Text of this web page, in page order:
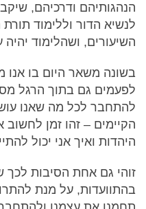
הנהגותיהם ודרכיהם,
לנשיא הדור וללימוד
השיעורים, ושהלימוד
בשונה משאר היום בו אנו
לפעמים גם בתוך הרגל
להתחבר לכל מה שאנו
הקיימים – זהו זמן
היהדות ואיך אני יכול
זוהי גם אחת הסיבות לכך
בהתוועדות, על מנת